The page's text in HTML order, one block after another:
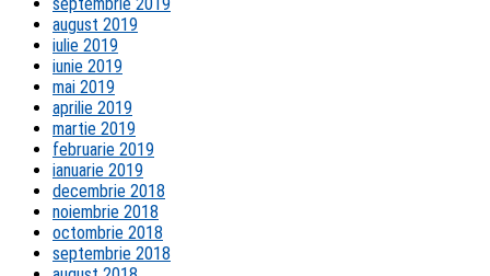
august 2019
iulie 2019
iunie 2019
mai 2019
aprilie 2019
martie 2019
februarie 2019
ianuarie 2019
decembrie 2018
noiembrie 2018
octombrie 2018
septembrie 2018